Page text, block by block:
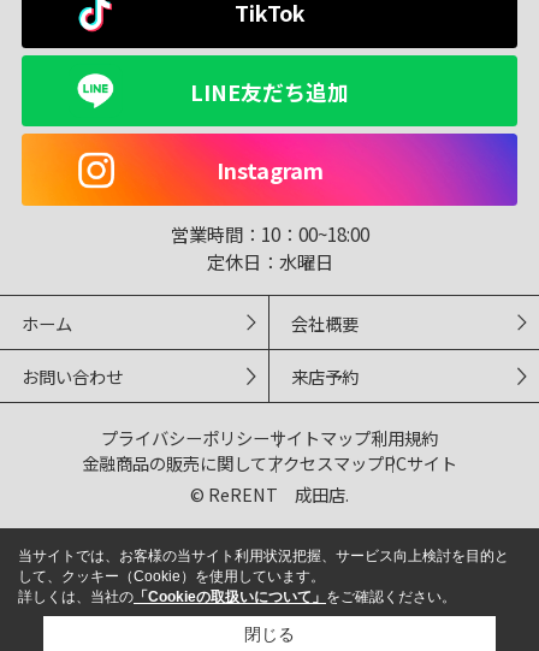
TikTok
LINE友だち追加
Instagram
営業時間： 10：00~18:00
定休日： 水曜日
ホーム 会社概要
お問い合わせ 来店予約
プライバシーポリシーサイトマップ利用規約
金融商品の販売に関してアクセスマップPCサイト
© ReRENT 成田店.
当サイトでは、お客様の当サイト利用状況把握、サービス向上検討を目的と
して、クッキー（Cookie）を使用しています。
詳しくは、当社の 「Cookieの取扱いについて」 をご確認ください。
閉じる